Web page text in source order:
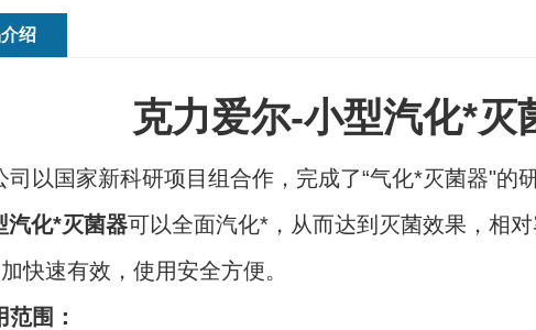
绍
克力爱尔-小型汽化*灭
司以国家新科研项目组合作，完成了“气化*灭菌器"的
汽化*灭菌器可以全面汽化*，从而达到灭菌效果，相
快速有效，使用安全方便。
范围：